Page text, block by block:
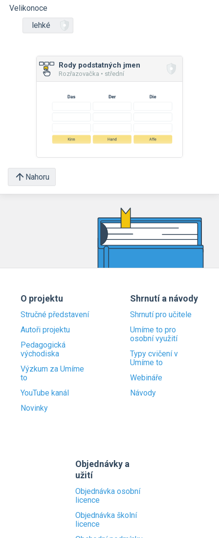
Velikonoce
lehké
Rody podstatných jmen
Rozřazovačka • střední
Nahoru
O projektu
Stručné představení
Autoři projektu
Pedagogická
východiska
Výzkum za Umíme
to
YouTube kanál
Novinky
Shrnutí a návody
Shrnutí pro učitele
Umíme to pro
osobní využití
Typy cvičení v
Umíme to
Webináře
Návody
Objednávky a
užití
Objednávka osobní
licence
Objednávka školní
licence